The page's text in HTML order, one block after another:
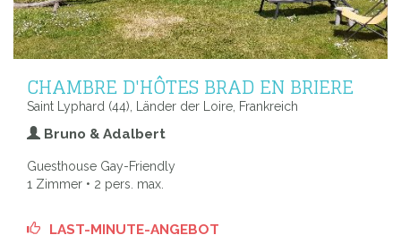
CHAMBRE D'HÔTES BRAD EN BRIERE
Saint Lyphard (44), Länder der Loire, Frankreich
Bruno & Adalbert
Guesthouse Gay-Friendly
1 Zimmer • 2 pers. max.
LAST-MINUTE-ANGEBOT